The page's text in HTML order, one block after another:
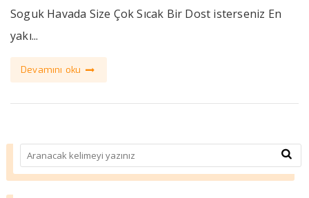
Soguk Havada Size Çok Sıcak Bir Dost isterseniz En
yakı...
Devamını oku